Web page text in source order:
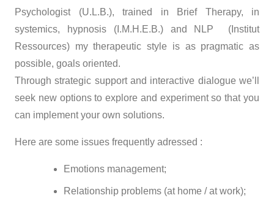
Psychologist (U.L.B.), trained in Brief Therapy, in
systemics, hypnosis (I.M.H.E.B.) and NLP (Institut
Ressources) my therapeutic style is as pragmatic as
possible, goals oriented.
Through strategic support and interactive dialogue we’ll
seek new options to explore and experiment so that you
can implement your own solutions.
Here are some issues frequently adressed :
Emotions management;
Relationship problems (at home / at work);